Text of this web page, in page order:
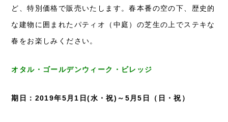
ど、特別価格で販売いたします。春本番の空の下、歴史的
な建物に囲まれたパティオ（中庭）の芝生の上でステキな
春をお楽しみください。
オタル・ゴールデンウィーク・ビレッジ
期日：2019年5月1日(水・祝)～5月5日（日・祝）